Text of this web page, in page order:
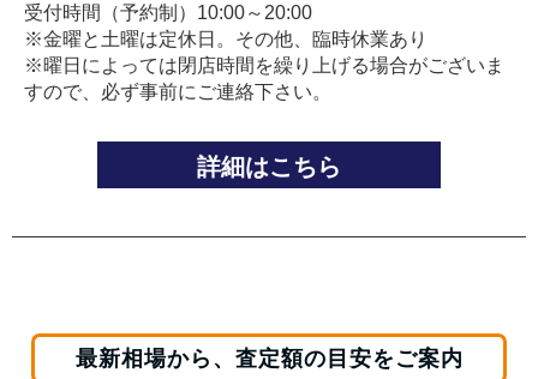
受付時間（予約制）10:00～20:00
※金曜と土曜は定休日。その他、臨時休業あり
※曜日によっては閉店時間を繰り上げる場合がございま
すので、必ず事前にご連絡下さい。
詳細はこちら
最新相場から、査定額の目安をご案内